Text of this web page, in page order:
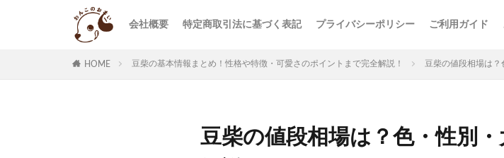
会社概要 特定商取引法に基づく表記 プライバシーポリシー ご利用ガイド
HOME 豆柴の基本情報まとめ！性格や特徴・可愛さのポイントまで完全解説！ 豆柴の値段相場は
豆柴の値段相場は？色・性別